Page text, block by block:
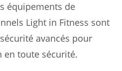
équipements de
Light in Fitness sont
avancés pour
toute sécurité.